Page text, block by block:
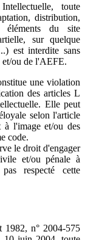
toute
distribution,
éléments du site
sur quelque
est interdite sans
et/ou de l'AEFE.
une violation
des articles L
Elle peut
selon l'article
l'image et/ou des
code.
le droit d'engager
et/ou pénale à
respecté cette
1982, n° 2004-575